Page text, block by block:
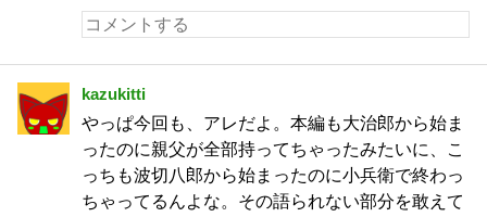
kazukitti
やっぱ今回も、アレだよ。本編も大治郎から始ま
ったのに親父が全部持ってちゃったみたいに、こ
っちも波切八郎から始まったのに小兵衛で終わっ
ちゃってるんよな。その語られない部分を敢えて